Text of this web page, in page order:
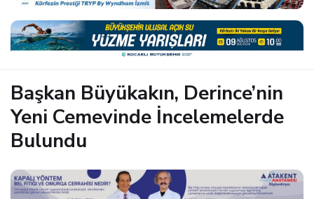
Başkan Büyükakın, Derince’nin
Yeni Cemevinde İncelemelerde
Bulundu